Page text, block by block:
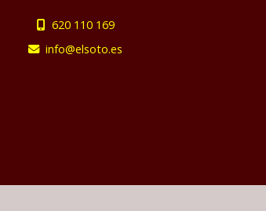
620 110 169
info
elsoto.es